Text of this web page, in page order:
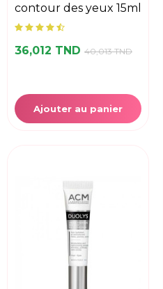
contour des yeux 15ml
36,012 TND 40,013 TND
Ajouter au panier